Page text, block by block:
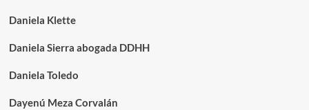
Daniela Klette
Daniela Sierra abogada DDHH
Daniela Toledo
Dayenú Meza Corvalán